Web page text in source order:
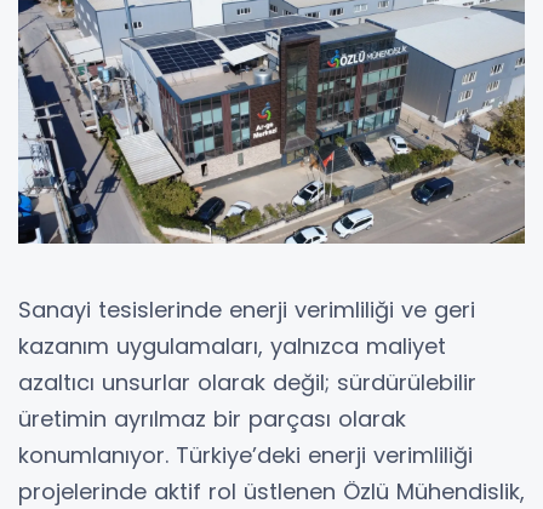
Sanayi tesislerinde enerji verimliliği ve geri
kazanım uygulamaları, yalnızca maliyet
azaltıcı unsurlar olarak değil; sürdürülebilir
üretimin ayrılmaz bir parçası olarak
konumlanıyor. Türkiye’deki enerji verimliliği
projelerinde aktif rol üstlenen Özlü Mühendislik,